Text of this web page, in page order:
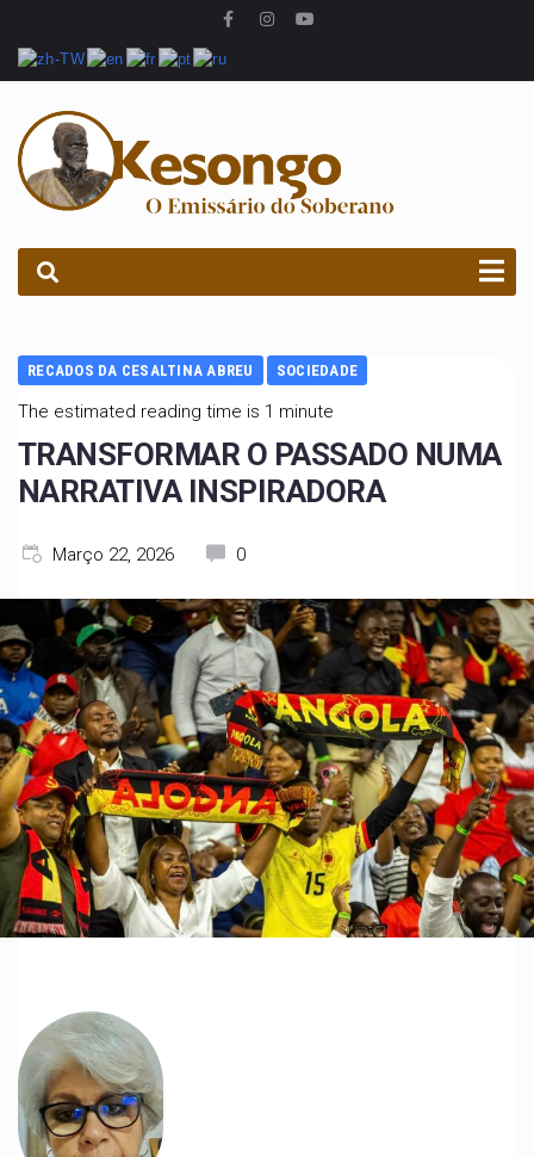
RECADOS DA CESALTINA ABREU SOCIEDADE
The estimated reading time is 1 minute
TRANSFORMAR O PASSADO NUMA
NARRATIVA INSPIRADORA
Março 22, 2026 0
PROCURAR